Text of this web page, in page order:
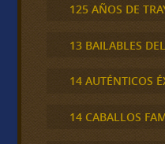
125 AÑOS DE
13 BAILABLES
14 AUTÉNTICOS
14 CABALLOS